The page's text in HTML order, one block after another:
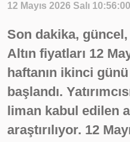
12 Mayıs 2026 Salı 10:56:00
Son dakika, güncel,
Altın fiyatları 12
haftanın ikinci
başlandı.
liman kabul edilen
araştırılıyor. 12